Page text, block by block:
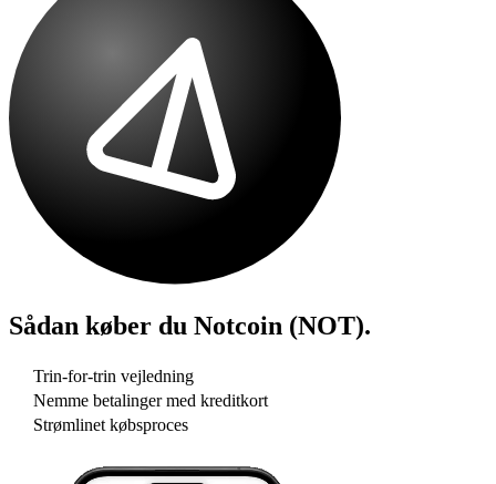
Sådan køber du Notcoin (NOT).
Trin-for-trin vejledning
Nemme betalinger med kreditkort
Strømlinet købsproces